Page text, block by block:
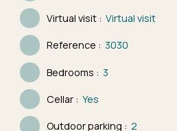
Virtual visit : Virtual visit
Reference : 3030
Bedrooms : 3
Cellar : Yes
Outdoor parking : 2